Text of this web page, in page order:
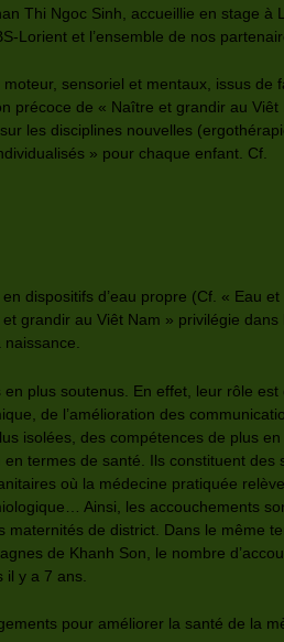
Thi Ngoc Sinh, accueillie en stage
Lorient et l’ensemble de nos
sensoriel et mentaux, issus de
précoce de « Naître et grandir au
sur les disciplines nouvelles
» pour chaque enfant. Cf.
dispositifs d’eau propre (Cf. « Eau
grandir au Viêt Nam » privilégie
naissance.
plus soutenus. En effet, leur rôle
de l’amélioration des
isolées, des compétences de plus
termes de santé. Ils constituent
où la médecine pratiquée
Ainsi, les accouchements
de district. Dans le même
de Khanh Son, le nombre
il y a 7 ans.
pour améliorer la santé de la